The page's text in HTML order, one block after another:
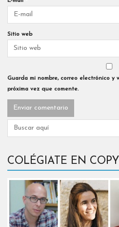
Sitio web
Guarda mi nombre, correo electrónico
próxima vez que comente.
COLÉGIATE EN